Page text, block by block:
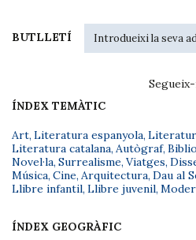
BUTLLETÍ
ÍNDEX TEMÀTIC
Art, Literatura espanyola,
Literatura catalana, Autògraf,
Novel·la, Surrealisme, Viatges,
Música, Cine, Arquitectura, Dau al
Llibre infantil, Llibre juvenil,
ÍNDEX GEOGRÀFIC